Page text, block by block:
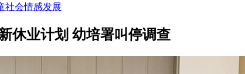
社会情感发展
休业计划 幼培署叫停调查